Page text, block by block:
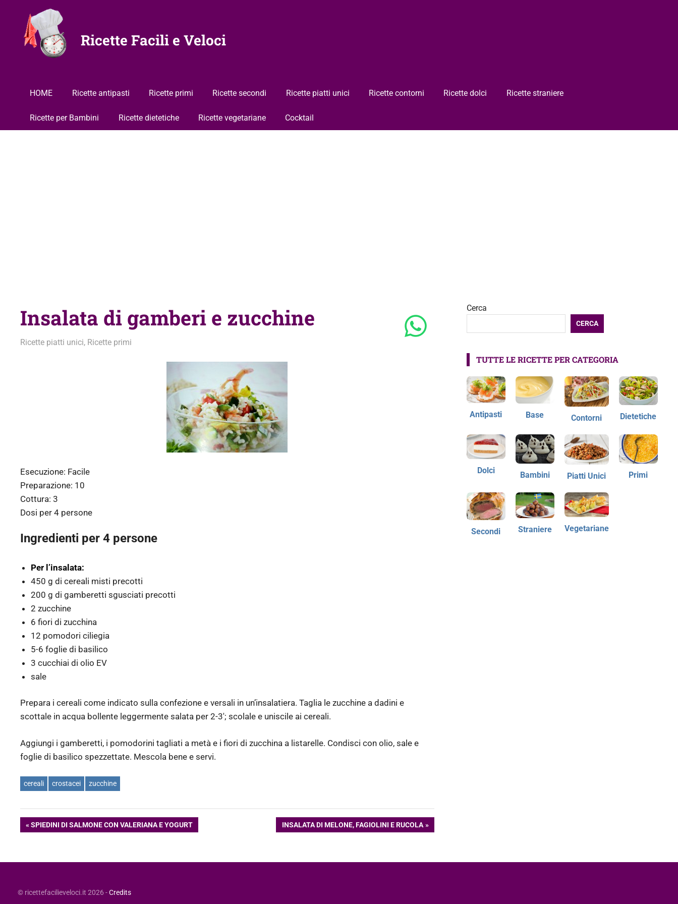
contenuto
Ricette Facili e Veloci
HOME Ricette antipasti Ricette primi Ricette secondi Ricette piatti unici Ricette contorni Ricette dolci Ricette straniere
Ricette per Bambini Ricette dietetiche Ricette vegetariane Cocktail
Insalata di gamberi e zucchine
11 Maggio 2011
admin
Ricette piatti unici, Ricette primi
Esecuzione: Facile
Preparazione: 10
Cottura: 3
Dosi per 4 persone
Ingredienti per 4 persone
Per l’insalata:
450 g di cereali misti precotti
200 g di gamberetti sgusciati precotti
2 zucchine
6 fiori di zucchina
12 pomodori ciliegia
5-6 foglie di basilico
3 cucchiai di olio EV
sale
Prepara i cereali come indicato sulla confezione e versali in un’insalatiera. Taglia le zucchine a dadini e
scottale in acqua bollente leggermente salata per 2-3′; scolale e uniscile ai cereali.
Aggiungi i gamberetti, i pomodorini tagliati a metà e i fiori di zucchina a listarelle. Condisci con olio, sale e
foglie di basilico spezzettate. Mescola bene e servi.
cereali crostacei zucchine
Navigazione
ARTICOLO
SPIEDINI DI SALMONE CON VALERIANA E YOGURT
ARTICOLO
INSALATA DI MELONE, FAGIOLINI E RUCOLA
Cerca
CERCA
TUTTE LE RICETTE PER CATEGORIA
Antipasti Base Contorni Dietetiche
Dolci Bambini Piatti Unici Primi
Secondi Straniere Vegetariane
© ricettefacilieveloci.it 2026 -Credits